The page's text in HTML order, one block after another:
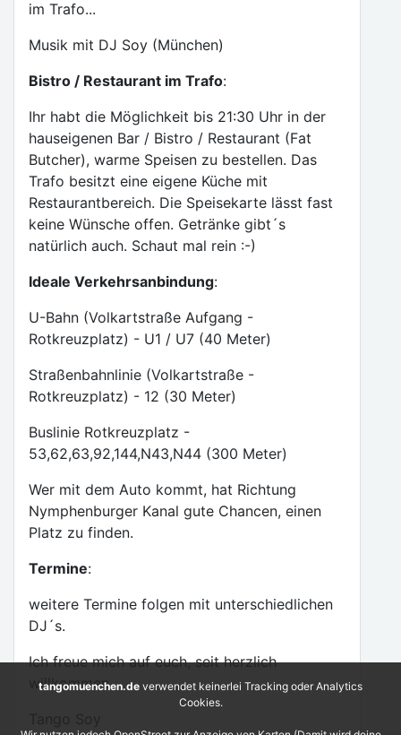
im Trafo...
Musik mit DJ Soy (München)
Bistro / Restaurant im Trafo:
Ihr habt die Möglichkeit bis 21:30 Uhr in der
hauseigenen Bar / Bistro / Restaurant (Fat
Butcher), warme Speisen zu bestellen. Das
Trafo besitzt eine eigene Küche mit
Restaurantbereich. Die Speisekarte lässt fast
keine Wünsche offen. Getränke gibt´s
natürlich auch. Schaut mal rein :-)
Ideale Verkehrsanbindung:
U-Bahn (Volkartstraße Aufgang -
Rotkreuzplatz) - U1 / U7 (40 Meter)
Straßenbahnlinie (Volkartstraße -
Rotkreuzplatz) - 12 (30 Meter)
Buslinie Rotkreuzplatz -
53,62,63,92,144,N43,N44 (300 Meter)
Wer mit dem Auto kommt, hat Richtung
Nymphenburger Kanal gute Chancen, einen
Platz zu finden.
Termine:
weitere Termine folgen mit unterschiedlichen
DJ´s.
Ich freue mich auf euch, seit herzlich
willkommen.
tangomuenchen.de verwendet keinerlei Tracking oder Analytics
Cookies.